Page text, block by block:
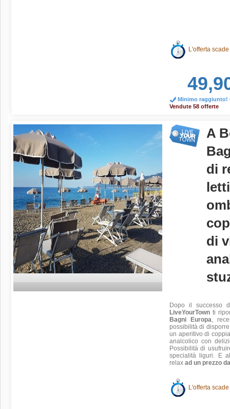
L'offerta
Minimo raggiunto!
Vendute 58 offerte
A
di
di
Dopo il successo
LiveYourTown ti
Bagni Europa,
possibilità di
un aperitivo di
analcolico con
Possibilità di
specialità liguri. E
relax ad un prezzo
L'offerta